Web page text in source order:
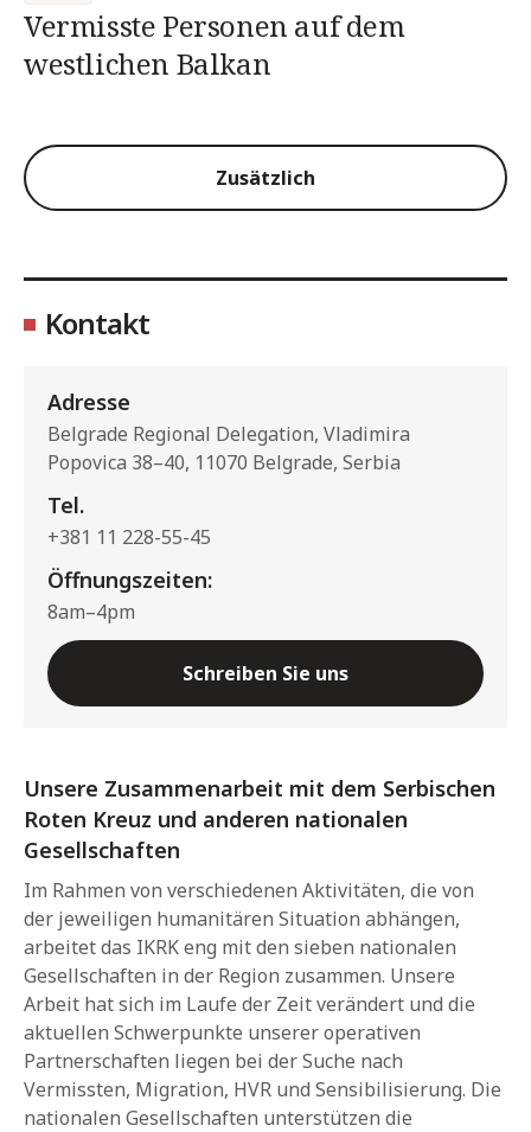
Vermisste Personen auf dem
westlichen Balkan
Zusätzlich
Kontakt
Adresse
Belgrade Regional Delegation, Vladimira
Popovica 38–40, 11070 Belgrade, Serbia
Tel.
+381 11 228-55-45
Öffnungszeiten:
8am–4pm
Schreiben Sie uns
Unsere Zusammenarbeit mit dem Serbischen
Roten Kreuz und anderen nationalen
Gesellschaften
Im Rahmen von verschiedenen Aktivitäten, die von
der jeweiligen humanitären Situation abhängen,
arbeitet das IKRK eng mit den sieben nationalen
Gesellschaften in der Region zusammen. Unsere
Arbeit hat sich im Laufe der Zeit verändert und die
aktuellen Schwerpunkte unserer operativen
Partnerschaften liegen bei der Suche nach
Vermissten, Migration, HVR und Sensibilisierung. Die
nationalen Gesellschaften unterstützen die